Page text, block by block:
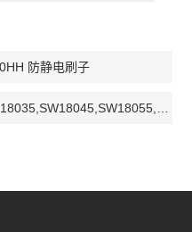
防静电刷子